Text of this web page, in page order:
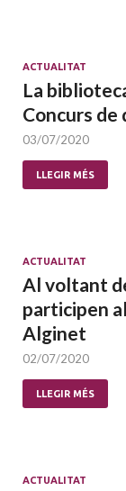
ACTUALITAT
La
Concurs de
03/07/2020
LLEGIR MÉS
ACTUALITAT
Al voltant
participen
Alginet
02/07/2020
LLEGIR MÉS
ACTUALITAT